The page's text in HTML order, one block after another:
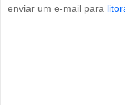
enviar um e-mail para